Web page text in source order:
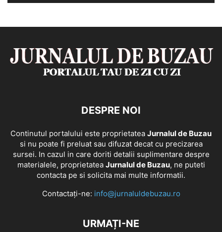
DESPRE NOI
Continutul portalului este proprietatea Jurnalul de Buzau
si nu poate fi preluat sau difuzat decat cu precizarea
sursei. In cazul in care doriti detalii suplimentare despre
materialele, proprietatea Jurnalul de Buzau, ne puteti
contacta pe si solicita mai multe informatii.
Contactați-ne: info@jurnaluldebuzau.ro
URMAȚI-NE